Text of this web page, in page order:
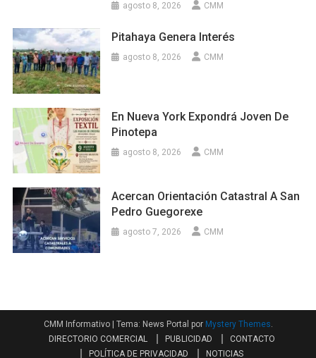
agosto 8, 2026 CMM
Pitahaya Genera Interés
agosto 8, 2026 CMM
En Nueva York Expondrá Joven De
Pinotepa
agosto 8, 2026 CMM
Acercan Orientación Catastral A San
Pedro Guegorexe
agosto 7, 2026 CMM
CMM Informativo | Tema: News Portal por Mystery Themes
DIRECTORIO COMERCIAL
PUBLICIDAD
CONTACTO
POLÍTICA DE PRIVACIDAD
NOTICIAS